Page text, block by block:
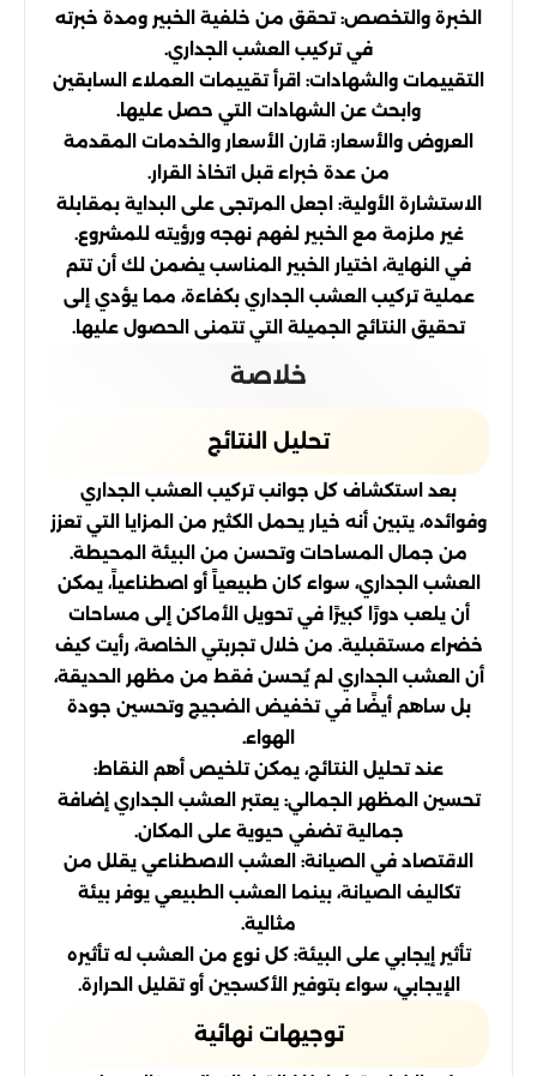
الخبرة والتخصص: تحقق من خلفية الخبير ومدة خبرته
في تركيب العشب الجداري.
التقييمات والشهادات: اقرأ تقييمات العملاء السابقين
وابحث عن الشهادات التي حصل عليها.
العروض والأسعار: قارن الأسعار والخدمات المقدمة
من عدة خبراء قبل اتخاذ القرار.
الاستشارة الأولية: اجعل المرتجى على البداية بمقابلة
غير ملزمة مع الخبير لفهم نهجه ورؤيته للمشروع.
في النهاية، اختيار الخبير المناسب يضمن لك أن تتم
عملية تركيب العشب الجداري بكفاءة، مما يؤدي إلى
تحقيق النتائج الجميلة التي تتمنى الحصول عليها.
خلاصة
تحليل النتائج
بعد استكشاف كل جوانب تركيب العشب الجداري
وفوائده، يتبين أنه خيار يحمل الكثير من المزايا التي تعزز
من جمال المساحات وتحسن من البيئة المحيطة.
العشب الجداري، سواء كان طبيعياً أو اصطناعياً، يمكن
أن يلعب دورًا كبيرًا في تحويل الأماكن إلى مساحات
خضراء مستقبلية. من خلال تجربتي الخاصة، رأيت كيف
أن العشب الجداري لم يُحسن فقط من مظهر الحديقة،
بل ساهم أيضًا في تخفيض الضجيج وتحسين جودة
الهواء.
عند تحليل النتائج، يمكن تلخيص أهم النقاط:
تحسين المظهر الجمالي: يعتبر العشب الجداري إضافة
جمالية تضفي حيوية على المكان.
الاقتصاد في الصيانة: العشب الاصطناعي يقلل من
تكاليف الصيانة، بينما العشب الطبيعي يوفر بيئة
مثالية.
تأثير إيجابي على البيئة: كل نوع من العشب له تأثيره
الإيجابي، سواء بتوفير الأكسجين أو تقليل الحرارة.
توجيهات نهائية